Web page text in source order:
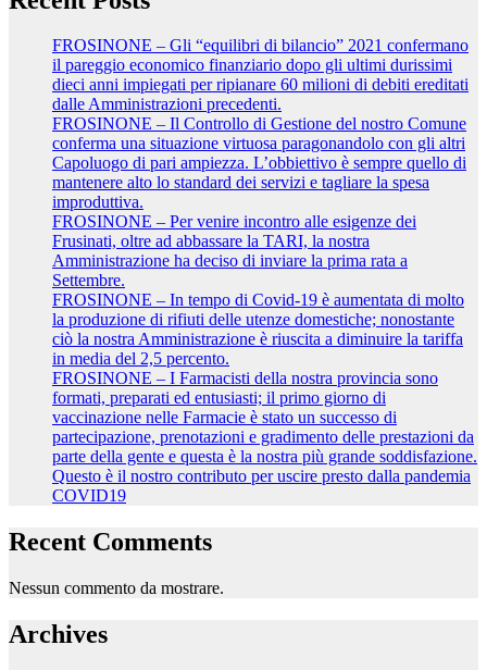
FROSINONE – Gli “equilibri di bilancio” 2021 confermano
il pareggio economico finanziario dopo gli ultimi durissimi
dieci anni impiegati per ripianare 60 milioni di debiti ereditati
dalle Amministrazioni precedenti.
FROSINONE – Il Controllo di Gestione del nostro Comune
conferma una situazione virtuosa paragonandolo con gli altri
Capoluogo di pari ampiezza. L’obbiettivo è sempre quello di
mantenere alto lo standard dei servizi e tagliare la spesa
improduttiva.
FROSINONE – Per venire incontro alle esigenze dei
Frusinati, oltre ad abbassare la TARI, la nostra
Amministrazione ha deciso di inviare la prima rata a
Settembre.
FROSINONE – In tempo di Covid-19 è aumentata di molto
la produzione di rifiuti delle utenze domestiche; nonostante
ciò la nostra Amministrazione è riuscita a diminuire la tariffa
in media del 2,5 percento.
FROSINONE – I Farmacisti della nostra provincia sono
formati, preparati ed entusiasti; il primo giorno di
vaccinazione nelle Farmacie è stato un successo di
partecipazione, prenotazioni e gradimento delle prestazioni da
parte della gente e questa è la nostra più grande soddisfazione.
Questo è il nostro contributo per uscire presto dalla pandemia
COVID19
Recent Comments
Nessun commento da mostrare.
Archives